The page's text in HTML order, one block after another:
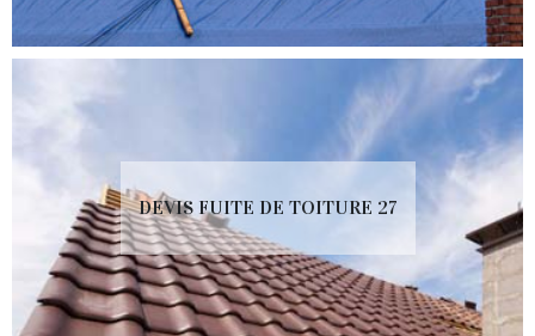
DEVIS FUITE DE TOITURE 27